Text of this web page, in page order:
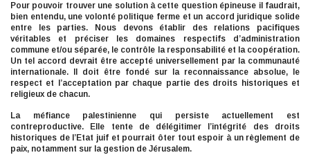
Pour pouvoir trouver une solution à cette question épineuse il faudrait,
bien entendu, une volonté politique ferme et un accord juridique solide
entre les parties. Nous devons établir des relations pacifiques
véritables et préciser les domaines respectifs d’administration
commune et/ou séparée, le contrôle la responsabilité et la coopération.
Un tel accord devrait être accepté universellement par la communauté
internationale. Il doit être fondé sur la reconnaissance absolue, le
respect et l’acceptation par chaque partie des droits historiques et
religieux de chacun.
La méfiance palestinienne qui persiste actuellement est
contreproductive. Elle tente de délégitimer l’intégrité des droits
historiques de l’Etat juif et pourrait ôter tout espoir à un règlement de
paix, notamment sur la gestion de Jérusalem.